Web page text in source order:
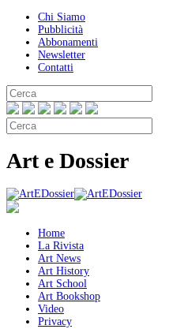
Chi Siamo
Pubblicità
Abbonamenti
Newsletter
Contatti
Art e Dossier
Home
La Rivista
Art News
Art History
Art School
Art Bookshop
Video
Privacy